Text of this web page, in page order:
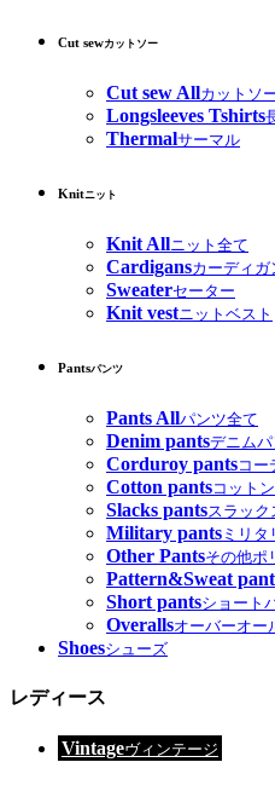
Cut sewカットソー
Cut sew Allカットソ
Longsleeves Tshirts
Thermalサーマル
Knitニット
Knit Allニット全て
Cardigansカーディガ
Sweaterセーター
Knit vestニットベスト
Pantsパンツ
Pants Allパンツ全て
Denim pantsデニムパ
Corduroy pantsコー
Cotton pantsコット
Slacks pantsスラック
Military pants ミリタ
Other Pantsその他ポ
Pattern&Sweat
Short pantsショート
Overallsオーバーオー
Shoesシューズ
レディース
Vintageヴィンテージ